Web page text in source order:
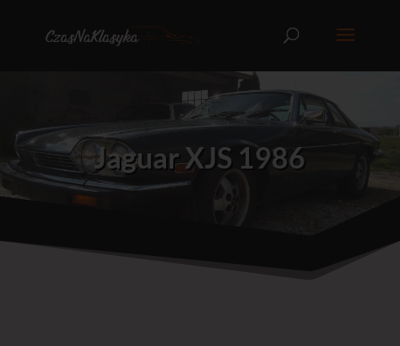
Jaguar XJS 1986